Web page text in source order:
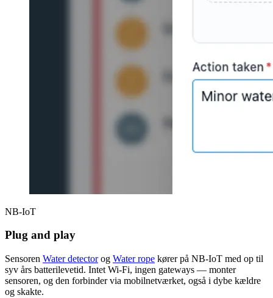
NB-IoT
Plug and play
Sensoren Water detectorog Water rope kører på NB-IoT med op til
syv års batterilevetid. Intet Wi-Fi, ingen gateways — monter
sensoren, og den forbinder via mobilnetværket, også i dybe kældre
og skakte.